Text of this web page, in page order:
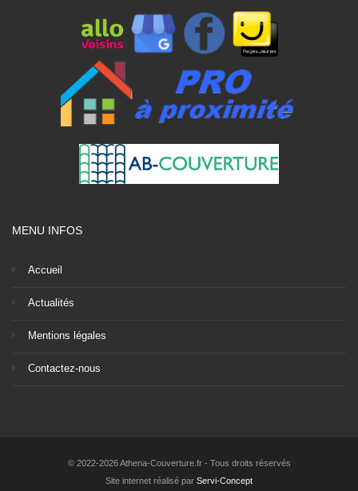
MENU INFOS
Accueil
Actualités
Mentions légales
Contactez-nous
© 2022-2026 Athena-Couverture.fr - Tous droits réservés
Site internet réalisé par Servi-Concept